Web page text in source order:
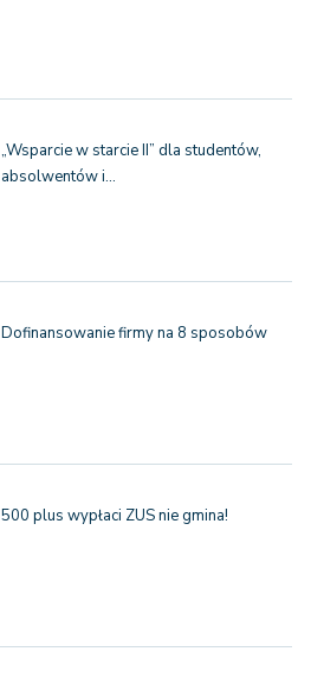
„Wsparcie w starcie II” dla studentów,
absolwentów i…
Dofinansowanie firmy na 8 sposobów
500 plus wypłaci ZUS nie gmina!